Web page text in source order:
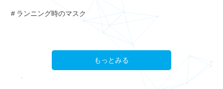
ランニング時のマスク
もっとみる